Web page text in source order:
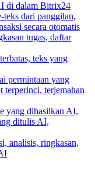
di dalam Bitrix24
teks dari panggilan,
secara otomatis
tugas, daftar
teks yang
permintaan yang
terperinci, terjemahan
yang dihasilkan AI,
ditulis AI,
analisis, ringkasan,